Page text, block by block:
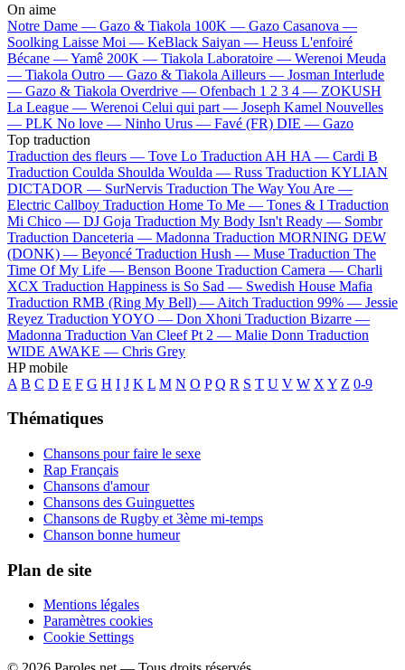
On aime
Notre Dame — Gazo & Tiakola 100K — Gazo Casanova —
Soolking Laisse Moi — KeBlack Saiyan — Heuss L'enfoiré
Bécane —Yamê 200K — Tiakola Laboratoire — Werenoi Meuda
— Tiakola Outro — Gazo & Tiakola Ailleurs — Josman Interlude
— Gazo & Tiakola Overdrive — Ofenbach 1 2 3 4 — ZOKUSH
La League — Werenoi Celui qui part — Joseph Kamel Nouvelles
— PLK No love — Ninho Urus — Favé (FR) DIE — Gazo
Top traduction
Traduction des fleurs — Tove Lo Traduction AH HA — Cardi B
Traduction Coulda Shoulda Woulda — Russ Traduction KYLIAN
DICTADOR — SurNervis Traduction The Way You Are —
Electric Callboy Traduction Home To Me — Tones & I Traduction
Mi Chico — DJ Goja Traduction My Body Isn't Ready — Sombr
Traduction Danceteria — Madonna Traduction MORNING DEW
(DONK) — Beyoncé Traduction Hush — Muse Traduction The
Time Of My Life — Benson Boone Traduction Camera — Charli
XCX Traduction Happiness is So Sad — Swedish House Mafia
Traduction RMB (Ring My Bell) — Aitch Traduction 99% — Jessie
Reyez Traduction YOYO — Don Xhoni Traduction Bizarre —
Madonna Traduction Van Cleef Pt 2 — Malie Donn Traduction
WIDE AWAKE — Chris Grey
HP mobile
A B C D E F G H I J K L M N O P Q R S T U V W X Y Z 0-9
Thématiques
Chansons pour faire le sexe
Rap Français
Chansons d'amour
Chansons des Guinguettes
Chansons de Rugby et 3ème mi-temps
Chanson bonne humeur
Plan de site
Mentions légales
Paramètres cookies
Cookie Settings